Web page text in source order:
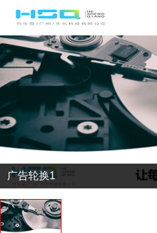
广告轮换1